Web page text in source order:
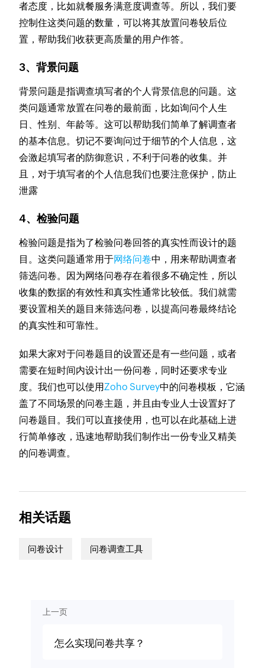
者态度，比如就餐服务满意度调查等。所以，我们要
控制住这类问题的数量，可以将其放置问卷较后位
置，帮助我们收获更高质量的用户作答。
3、背景问题
背景问题是指调查填写者的个人背景信息的问题。这
类问题通常放置在问卷的最前面，比如询问个人生
日、性别、年龄等。这可以帮助我们简单了解调查者
的基本信息。切记不要询问过于细节的个人信息，这
会激起填写者的防御意识，不利于问卷的收集。并
且，对于填写者的个人信息我们也要注意保护，防止
泄露
4、检验问题
检验问题是指为了检验问卷回答的真实性而设计的题
目。这类问题通常用于网络问卷中，用来帮助调查者
筛选问卷。因为网络问卷存在着很多不确定性，所以
收集的数据的有效性和真实性通常比较低。我们就需
要设置相关的题目来筛选问卷，以提高问卷最终结论
的真实性和可靠性。
如果大家对于问卷题目的设置还是有一些问题，或者
需要在短时间内设计出一份问卷，同时还要求专业
度。我们也可以使用Zoho Survey中的问卷模板，它涵
盖了不同场景的问卷主题，并且由专业人士设置好了
问卷题目。我们可以直接使用，也可以在此基础上进
行简单修改，迅速地帮助我们制作出一份专业又精美
的问卷调查。
相关话题
问卷设计 问卷调查工具
上一页
怎么实现问卷共享？